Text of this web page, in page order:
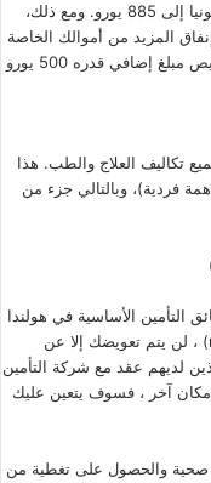
وافقت على زيادة المبلغ المقتطع من 385 يورو قانونيا إلى 885 يورو. ومع ذلك،
المزيد من أموالك الخاصة
في حالة احتياجك للرعاية الصحية، لذا تأكد من تخصيص مبلغ إضافي قدره 500 يورو
الصحي الخاص بك 100% من جميع تكاليف العلاج والطب. هذا
فردية)، وبالتالي جزء من
التأمين الأساسية في هولندا
للاختيار من بينها. من خلال السياسة العينية (natura) ، لن يتم تعويضك إلا عن
لديهم عقد مع شركة التأمين
آخر ، فسوف يتعين عليك
صحية والحصول على تغطية من